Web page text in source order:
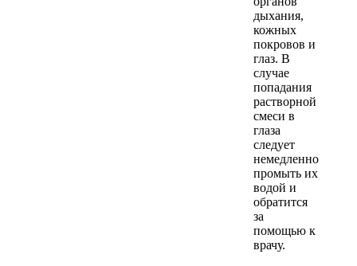
дыхания,
кожных
покровов и
глаз. В
случае
попадания
растворной
смеси в
глаза
следует
немедленно
промыть их
водой и
обратится
за
помощью к
врачу.